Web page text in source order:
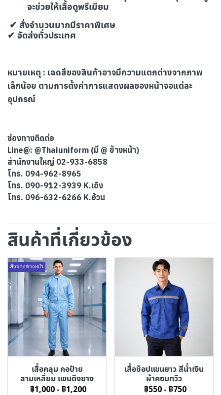
จะช่วยให้เสื้อดูพรีเมียม
✔ สั่งจำนวนมากมีราคาพิเศษ
✔ จัดส่งทั่วประเทศ
หมายเหตุ : เฉดสีของสินค้าอาจมีความแตกต่างจากภาพ
เล็กน้อย ตามการตั้งค่าการแสดงผลของหน้าจอแต่ละ
อุปกรณ์
ช่องทางติดต่อ
Line@: @Thaiuniform (มี @ ข้างหน้า)
สำนักงานใหญ่ 02-933-6858
โทร. 094-962-8965
โทร. 090-912-3939 K.เอิง
โทร. 096-632-6266 K.อ้วน
สินค้าที่เกี่ยวข้อง
สั่งจองล่วงหน้า
เสื้อคลุม คอป้าย
สามเหลี่ยม แขนดึงยาง
฿1,000 - ฿1,200
เสื้อช็อปแขนยาว สีน้ำเงิน
ผ้าคอมทวิว
฿550 - ฿750